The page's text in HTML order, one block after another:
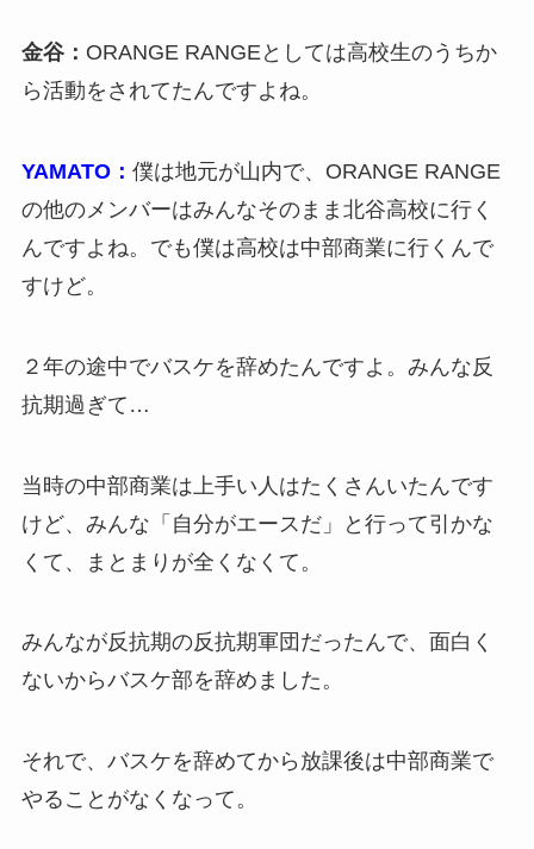
金谷： ORANGE RANGEとしては高校生のうちか
ら活動をされてたんですよね。
YAMATO： 僕は地元が山内で、ORANGE RANGE
の他のメンバーはみんなそのまま北谷高校に行く
んですよね。でも僕は高校は中部商業に行くんで
すけど。
２年の途中でバスケを辞めたんですよ。みんな反
抗期過ぎて…
当時の中部商業は上手い人はたくさんいたんです
けど、みんな「自分がエースだ」と行って引かな
くて、まとまりが全くなくて。
みんなが反抗期の反抗期軍団だったんで、面白く
ないからバスケ部を辞めました。
それで、バスケを辞めてから放課後は中部商業で
やることがなくなって。